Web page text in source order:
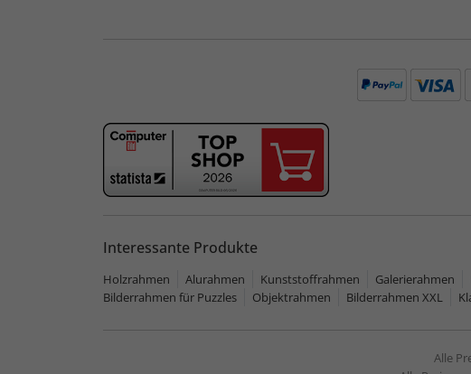
Interessante Produkte
Holzrahmen Alurahmen Kunststoffrahmen Galerierahmen
Bilderrahmen für Puzzles
Objektrahmen Bilderrahmen XXL
Alle